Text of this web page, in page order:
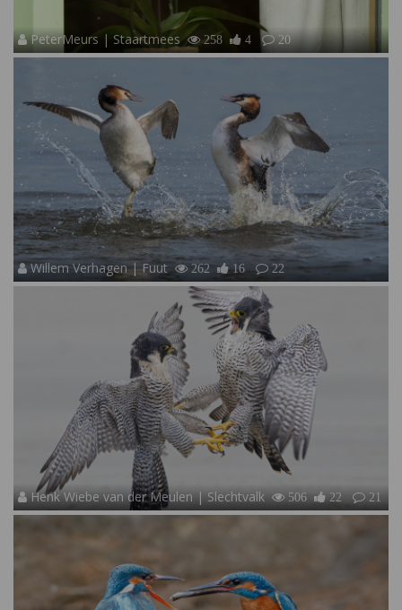
PeterMeurs | Staartmees 258 4 20
Willem Verhagen | Fuut 262 16 22
Henk Wiebe van der Meulen | Slechtvalk 506 22 21